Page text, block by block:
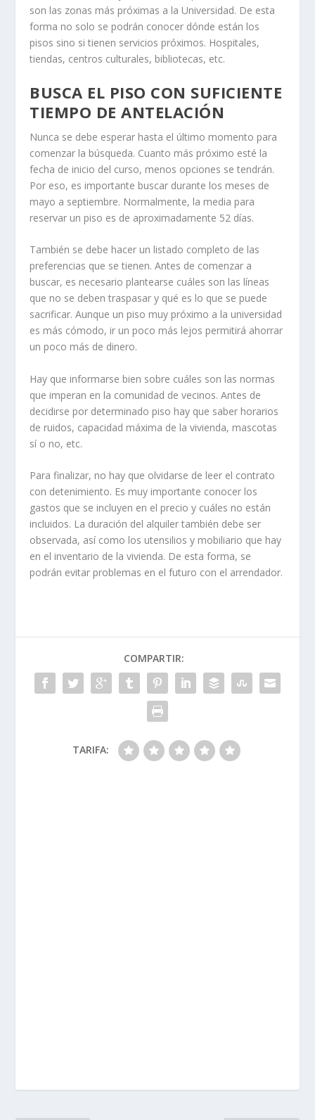
son las zonas más próximas a la Universidad. De esta
forma no solo se podrán conocer dónde están los
pisos sino si tienen servicios próximos. Hospitales,
tiendas, centros culturales, bibliotecas, etc.
BUSCA EL PISO CON SUFICIENTE
TIEMPO DE ANTELACIÓN
Nunca se debe esperar hasta el último momento para
comenzar la búsqueda. Cuanto más próximo esté la
fecha de inicio del curso, menos opciones se tendrán.
Por eso, es importante buscar durante los meses de
mayo a septiembre. Normalmente, la media para
reservar un piso es de aproximadamente 52 días.
También se debe hacer un listado completo de las
preferencias que se tienen. Antes de comenzar a
buscar, es necesario plantearse cuáles son las líneas
que no se deben traspasar y qué es lo que se puede
sacrificar. Aunque un piso muy próximo a la universidad
es más cómodo, ir un poco más lejos permitirá ahorrar
un poco más de dinero.
Hay que informarse bien sobre cuáles son las normas
que imperan en la comunidad de vecinos. Antes de
decidirse por determinado piso hay que saber horarios
de ruidos, capacidad máxima de la vivienda, mascotas
sí o no, etc.
Para finalizar, no hay que olvidarse de leer el contrato
con detenimiento. Es muy importante conocer los
gastos que se incluyen en el precio y cuáles no están
incluidos. La duración del alquiler también debe ser
observada, así como los utensilios y mobiliario que hay
en el inventario de la vivienda. De esta forma, se
podrán evitar problemas en el futuro con el arrendador.
COMPARTIR:
TARIFA: